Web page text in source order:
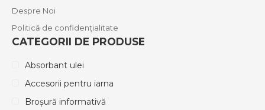
Despre Noi
Politică de confidențialitate
CATEGORII DE PRODUSE
Absorbant ulei
Accesorii pentru iarna
Broșură informativă